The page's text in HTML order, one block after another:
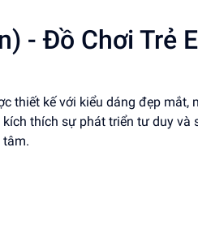
- Đồ Chơi Trẻ
thiết kế với kiểu dáng đẹp mắt,
thích sự phát triển tư duy và
tâm.